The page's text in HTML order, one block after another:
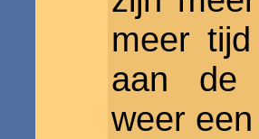
meer
aan de
weer